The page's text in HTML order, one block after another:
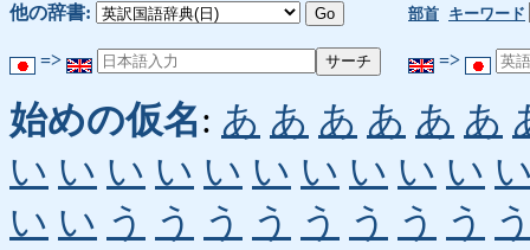
他の辞書: 部首 キーワード
=> =>
始めの仮名: あ あ あ あ あ あ
い い い い い い い い い い
い い う う う う う う う う